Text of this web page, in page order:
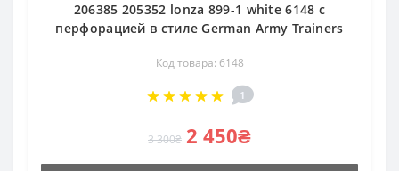
206385 205352 lonza 899-1 white 6148 с
перфорацией в стиле German Army Trainers
Код товара: 6148
1
3 300₴ 2 450₴